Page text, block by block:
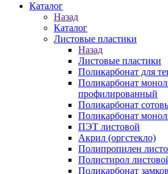
Каталог
Назад
Каталог
Листовые пластики
Назад
Листовые пластики
Поликарбонат для
Поликарбонат
профилированный
Поликарбонат
Поликарбонат
ПЭТ листовой
Акрил (оргстекло)
Полипропилен
Полистирол
Поликарбонат